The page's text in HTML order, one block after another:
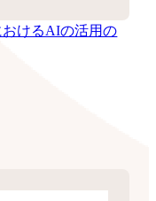
おけるAIの活用の